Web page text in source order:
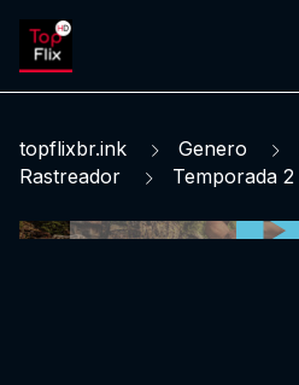
topflixbr.ink Genero
Rastreador
Temporada 2